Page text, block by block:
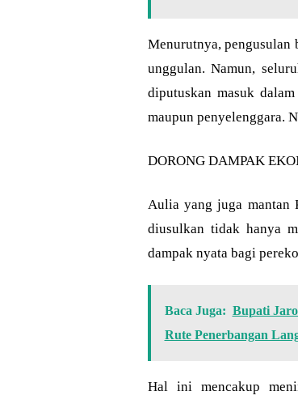
Menurutnya, pengusulan
unggulan. Namun,
diputuskan masuk
maupun penyelenggara.
DORONG DAMPAK
Aulia yang juga mantan
diusulkan tidak hanya
dampak nyata bagi
Baca Juga: Bupati
Rute Penerbangan
Hal ini mencakup